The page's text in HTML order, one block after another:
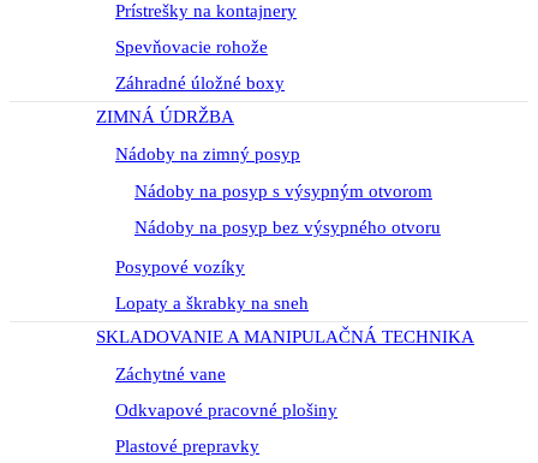
Prístrešky na kontajnery
Spevňovacie rohože
Záhradné úložné boxy
ZIMNÁ ÚDRŽBA
Nádoby na zimný posyp
Nádoby na posyp s výsypným otvorom
Nádoby na posyp bez výsypného otvoru
Posypové vozíky
Lopaty a škrabky na sneh
SKLADOVANIE A MANIPULAČNÁ TECHNIKA
Záchytné vane
Odkvapové pracovné plošiny
Plastové prepravky